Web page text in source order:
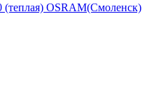
(теплая) OSRАМ(Смоленск)